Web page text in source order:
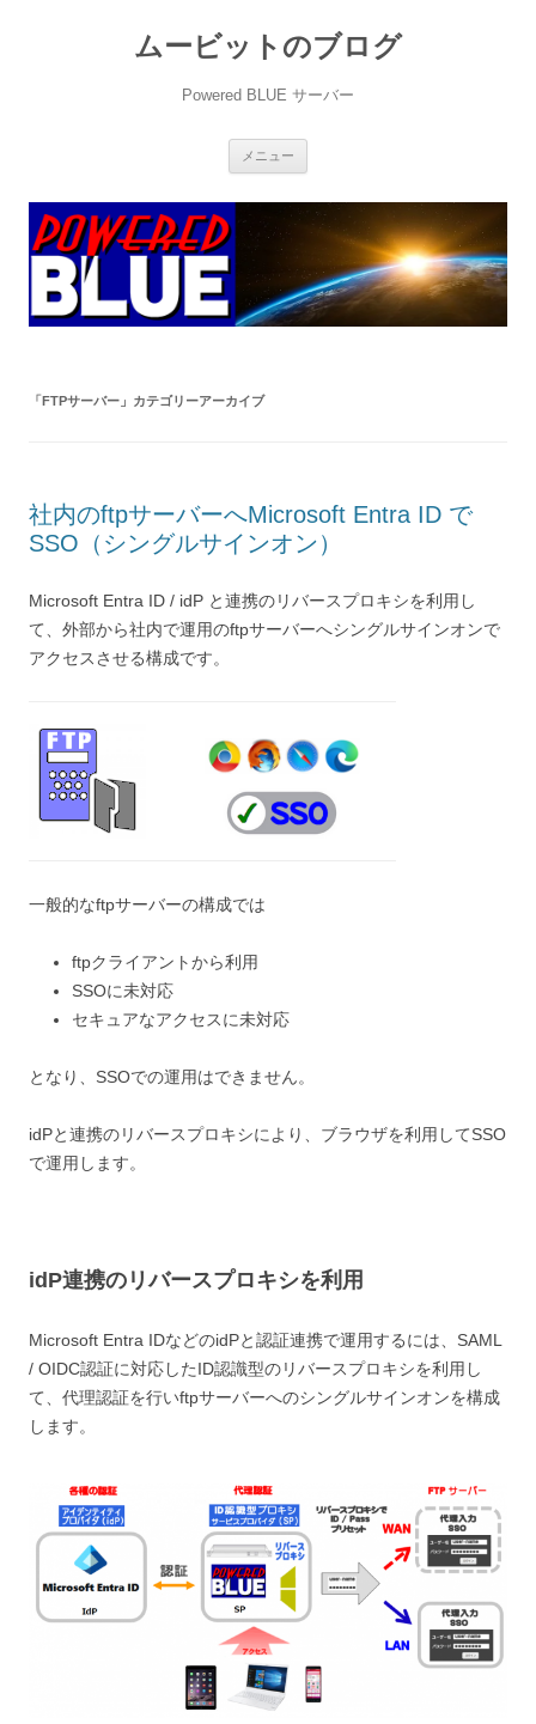
ムービットのブログ
Powered BLUE サーバー
メニュー
ツ
ッ
プ
「FTPサーバー 」カテゴリーアーカイブ
社内のftpサーバーへMicrosoft Entra ID で
SSO（シングルサインオン）
Microsoft Entra ID / idP と連携のリバースプロキシを利用し
て、外部から社内で運用のftpサーバーへシングルサインオンで
アクセスさせる構成です。
一般的なftpサーバーの構成では
ftpクライアントから利用
SSOに未対応
セキュアなアクセスに未対応
となり、SSOでの運用はできません。
idPと連携のリバースプロキシにより、ブラウザを利用してSSO
で運用します。
idP連携のリバースプロキシを利用
Microsoft Entra IDなどのidPと認証連携で運用するには、SAML
/ OIDC認証に対応したID認識型のリバースプロキシを利用し
て、代理認証を行いftpサーバーへのシングルサインオンを構成
します。